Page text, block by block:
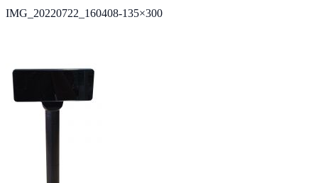
IMG_20220722_160408-135×300